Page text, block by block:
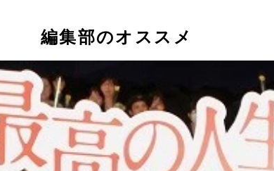
金）全国劇場にて公開予定 配給：ウォルト・ディ
編集部のオススメ